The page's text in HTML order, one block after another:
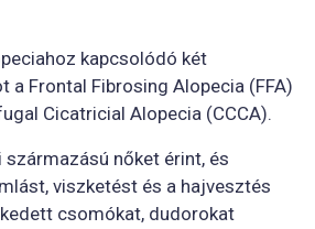
kapcsolódó két
a Frontal Fibrosing Alopecia (FFA)
Cicatricial Alopecia (CCCA).
nőket érint, és
viszketést és a hajvesztés
csomókat, dudorokat